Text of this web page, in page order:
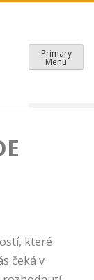
Primary
Menu
které
čeká v